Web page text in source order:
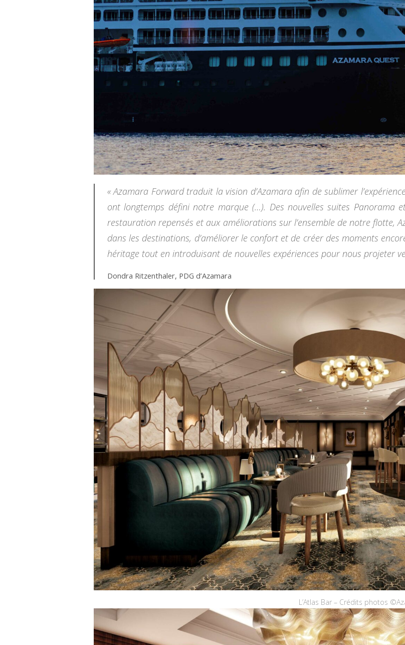
« Azamara Forward traduit la vision d’Azamara afin de sublimer
ont longtemps défini notre marque (…). Des nouvelles suites Panorama
restauration repensés et aux améliorations sur l’ensemble de notre flotte,
dans les destinations, d’améliorer le confort et de créer des moments
héritage tout en introduisant de nouvelles expériences pour nous projeter
Dondra Ritzenthaler, PDG d’Azamara
L’Atlas Bar – Crédits photos